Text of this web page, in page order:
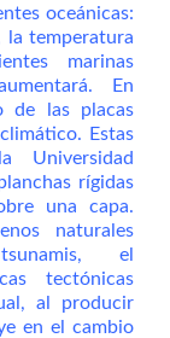
oceánicas:
la temperatura
marinas
En
de las placas
Estas
Universidad
rígidas
una capa.
naturales
el
tectónicas
al producir
en el cambio